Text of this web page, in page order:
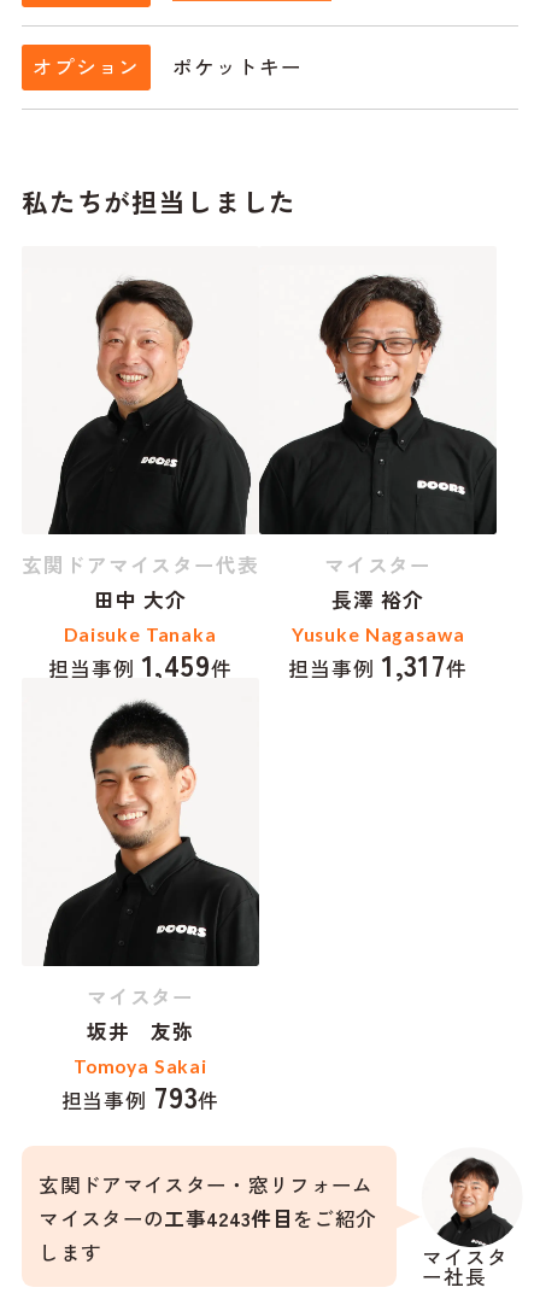
オプション ポケットキー
私たちが担当しました
玄関ドアマイスター代表
田中 大介
Daisuke Tanaka
担当事例 1,459件
マイスター
長澤 裕介
Yusuke Nagasawa
担当事例 1,317件
マイスター
坂井 友弥
Tomoya Sakai
担当事例 793件
マイスタ
ー社長
玄関ドアマイスター・窓リフォーム
マイスターの工事4243件目をご紹介
します